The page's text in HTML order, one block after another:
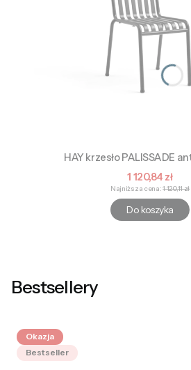
HAY krzesło PALISSADE
Cena
1 120,84 zł
Najniższa cena: 1 120,11 zł
Do koszyka
Bestsellery
Okazja
Bestseller